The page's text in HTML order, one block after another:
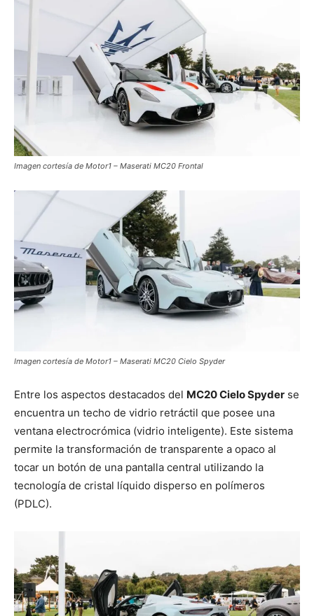
Imagen cortesía de Motor1 – Maserati MC20 Frontal
Imagen cortesía de Motor1 – Maserati MC20 Cielo Spyder
Entre los aspectos destacados del MC20 Cielo Spyder se
encuentra un techo de vidrio retráctil que posee una
ventana electrocrómica (vidrio inteligente). Este sistema
permite la transformación de transparente a opaco al
tocar un botón de una pantalla central utilizando la
tecnología de cristal líquido disperso en polímeros
(PDLC).